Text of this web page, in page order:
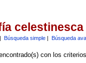
celestinesca
Búsqueda simple| Búsqueda
con los